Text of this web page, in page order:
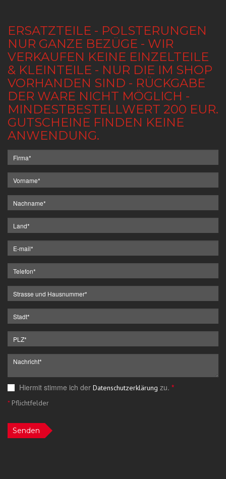
ERSATZTEILE - POLSTERUNGEN
NUR GANZE BEZÜGE - WIR
VERKAUFEN KEINE EINZELTEILE
& KLEINTEILE - NUR DIE IM SHOP
VORHANDEN SIND - RÜCKGABE
DER WARE NICHT MÖGLICH -
MINDESTBESTELLWERT 200 EUR.
GUTSCHEINE FINDEN KEINE
ANWENDUNG.
Hiermit stimme ich der Datenschutzerklärung zu. *
*Pflichtfelder
Senden